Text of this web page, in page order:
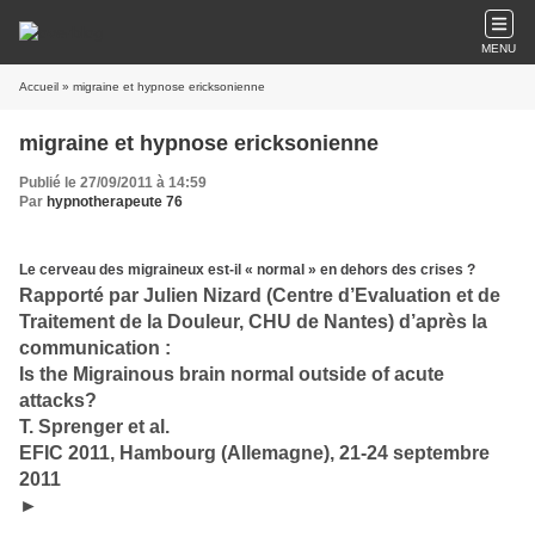
MENU
Accueil » migraine et hypnose ericksonienne
migraine et hypnose ericksonienne
Publié le 27/09/2011 à 14:59
Par hypnotherapeute 76
Le cerveau des migraineux est-il « normal » en dehors des crises ?
Rapporté par Julien Nizard (Centre d’Evaluation et de
Traitement de la Douleur, CHU de Nantes) d’après la
communication :
Is the Migrainous brain normal outside of acute
attacks?
T. Sprenger et al.
EFIC 2011, Hambourg (Allemagne), 21-24 septembre
2011
►